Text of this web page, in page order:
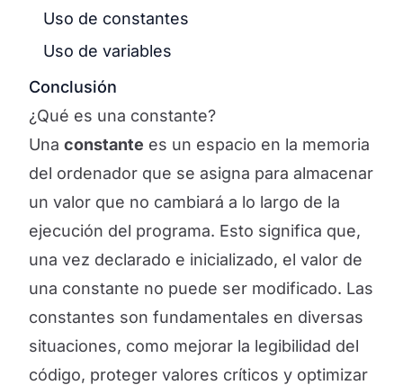
Uso de constantes
Uso de variables
Conclusión
¿Qué es una constante?
Una constante es un espacio en la memoria
del ordenador que se asigna para almacenar
un valor que no cambiará a lo largo de la
ejecución del programa. Esto significa que,
una vez declarado e inicializado, el valor de
una constante no puede ser modificado. Las
constantes son fundamentales en diversas
situaciones, como mejorar la legibilidad del
código, proteger valores críticos y optimizar